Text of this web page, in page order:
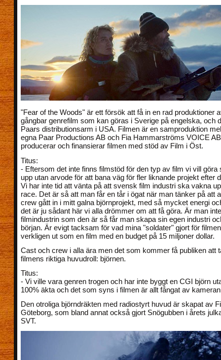
"Fear of the Woods" är ett försök att få in en rad produktioner
gångbar genrefilm som kan göras i Sverige på engelska, och
Paars distributionsarm i USA. Filmen är en samproduktion
egna Paar Productions AB och Fia Hammarströms VOICE
producerar och finansierar filmen med stöd av Film i Öst.
Titus:
- Eftersom det inte finns filmstöd för den typ av film vi vill göra
upp utan arvode för att bana väg för fler liknande projekt efter
Vi har inte tid att vänta på att svensk film industri ska vakna
race. Det är så att man får en tår i ögat när man tänker på att
crew gått in i mitt galna björnprojekt, med så mycket energi
det är ju sådant här vi alla drömmer om att få göra. Är man
filmindustrin som den är så får man skapa sin egen industri
början. Är evigt tacksam för vad mina "soldater" gjort för
verkligen ut som en film med en budget på 15 miljoner dollar.
Cast och crew i alla ära men det som kommer få publiken att
filmens riktiga huvudroll: björnen.
Titus:
- Vi ville vara genren trogen och har inte byggt en CGI björn
100% äkta och det som syns i filmen är allt fångat av
Den otroliga björndräkten med radiostyrt huvud är skapat av
Göteborg, som bland annat också gjort Snögubben i årets
SVT.